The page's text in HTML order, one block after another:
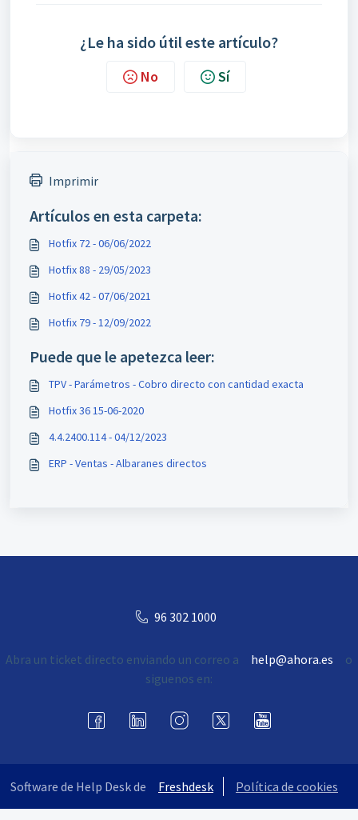
¿Le ha sido útil este artículo?
No Sí
Imprimir
Artículos en esta carpeta:
Hotfix 72 - 06/06/2022
Hotfix 88 - 29/05/2023
Hotfix 42 - 07/06/2021
Hotfix 79 - 12/09/2022
Puede que le apetezca leer:
TPV - Parámetros - Cobro directo con cantidad exacta
Hotfix 36 15-06-2020
4.4.2400.114 - 04/12/2023
ERP - Ventas - Albaranes directos
96 302 1000
Abra un ticket directo enviando un correo a help@ahora.es
o
siguenos en:
Software de Help Desk de Freshdesk Política de cookies